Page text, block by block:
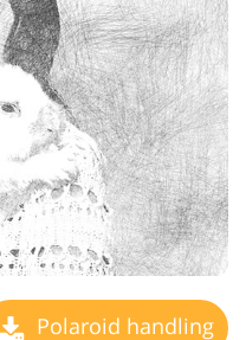
Polaroid handling